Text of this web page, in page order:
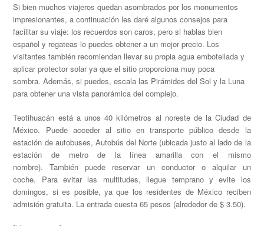
Si bien muchos viajeros quedan asombrados por los monumentos
impresionantes, a continuación les daré algunos consejos para
facilitar su viaje: los recuerdos son caros, pero si hablas bien
español y regateas lo puedes obtener a un mejor precio. Los
visitantes también recomiendan llevar su propia agua embotellada y
aplicar protector solar ya que el sitio proporciona muy poca
sombra. Además, si puedes, escala las Pirámides del Sol y la Luna
para obtener una vista panorámica del complejo.
Teotihuacán está a unos 40 kilómetros al noreste de la Ciudad de
México. Puede acceder al sitio en transporte público desde la
estación de autobuses, Autobús del Norte (ubicada justo al lado de la
estación de metro de la línea amarilla con el mismo
nombre). También puede reservar un conductor o alquilar un
coche. Para evitar las multitudes, llegue temprano y evite los
domingos, si es posible, ya que los residentes de México reciben
admisión gratuita. La entrada cuesta 65 pesos (alrededor de $ 3.50).